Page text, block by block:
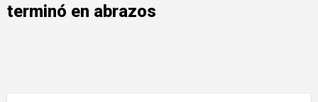
terminó en abrazos